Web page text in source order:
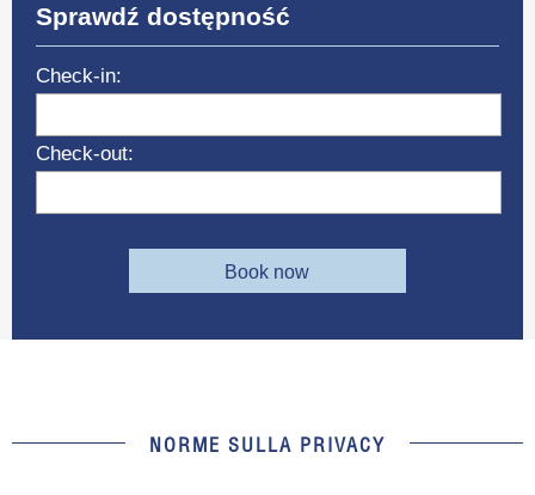
Sprawdź dostępność
Check-in:
Check-out:
Book now
NORME SULLA PRIVACY